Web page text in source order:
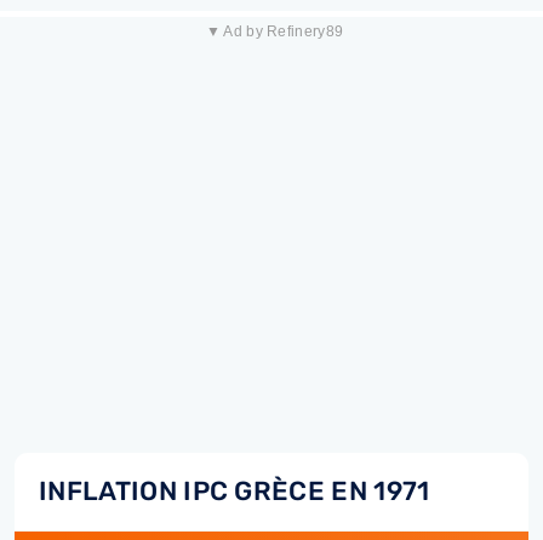
▼ Ad by Refinery89
INFLATION IPC GRÈCE EN 1971